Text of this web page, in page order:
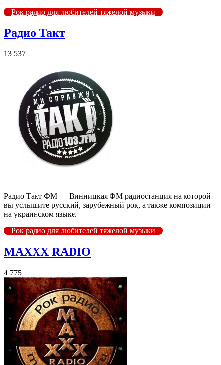
Рок радио для любителей тяжелой музыки
Радио Такт
13 537
Радио Такт ФМ — Винницкая ФМ радиостанция на которой
вы услышите русский, зарубежный рок, а также композиции
на украинском языке.
Рок радио для любителей тяжелой музыки
MAXXX RADIO
4 775